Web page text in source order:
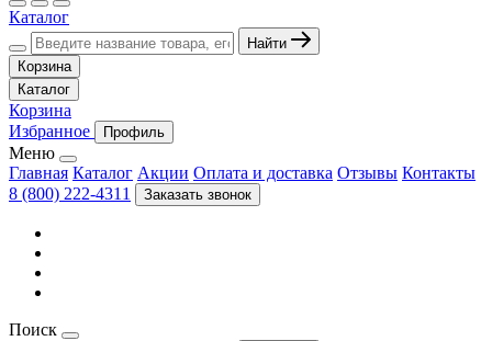
Каталог
Найти
Корзина
Каталог
Корзина
Избранное
Профиль
Меню
Главная Каталог Акции Оплата и доставка Отзывы Контакты
8 (800) 222-4311
Заказать звонок
Поиск